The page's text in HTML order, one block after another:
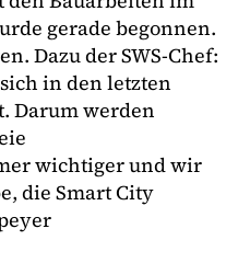
gerade begonnen.
Dazu der SWS-Chef:
in den letzten
Darum werden
wichtiger und wir
die Smart City